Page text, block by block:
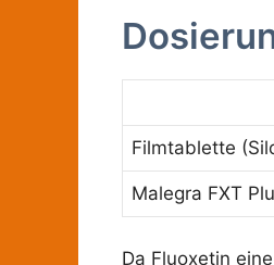
Filmtablette
Malegra FXT
Da Fluoxetin